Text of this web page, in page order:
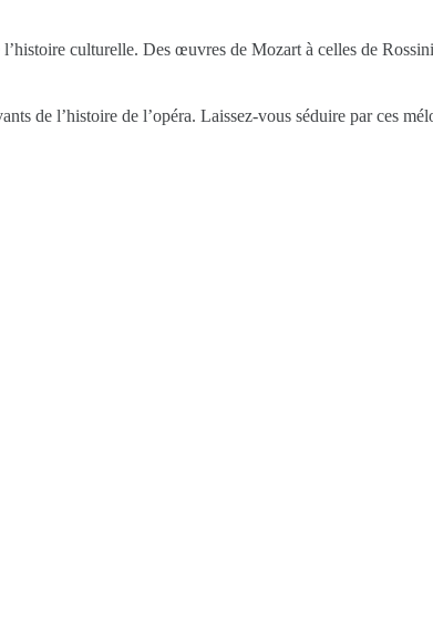
l’histoire culturelle. Des œuvres de Mozart à celles de
de l’histoire de l’opéra. Laissez-vous séduire par ces